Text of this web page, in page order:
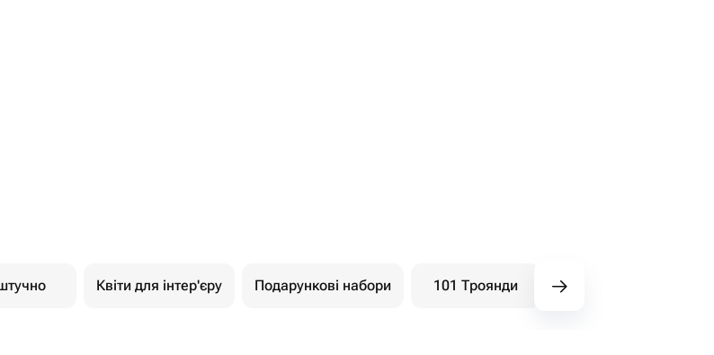
Квіти для інтер'єру Подарункові набори 101 Троянди